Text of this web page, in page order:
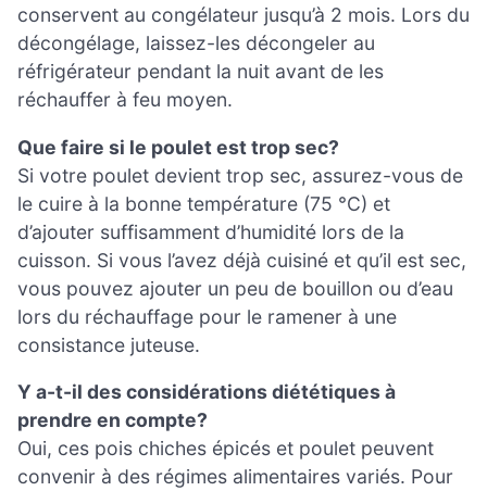
conservent au congélateur jusqu’à 2 mois. Lors du
décongélage, laissez-les décongeler au
réfrigérateur pendant la nuit avant de les
réchauffer à feu moyen.
Que faire si le poulet est trop sec?
Si votre poulet devient trop sec, assurez-vous de
le cuire à la bonne température (75 °C) et
d’ajouter suffisamment d’humidité lors de la
cuisson. Si vous l’avez déjà cuisiné et qu’il est sec,
vous pouvez ajouter un peu de bouillon ou d’eau
lors du réchauffage pour le ramener à une
consistance juteuse.
Y a-t-il des considérations diététiques à
prendre en compte?
Oui, ces pois chiches épicés et poulet peuvent
convenir à des régimes alimentaires variés. Pour